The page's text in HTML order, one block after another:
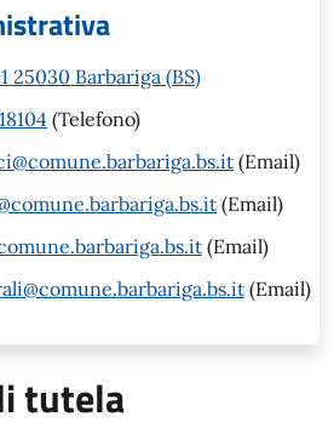
25030 Barbariga (BS)
(Telefono)
(Email)
(Email)
(Email)
(Email)
tutela